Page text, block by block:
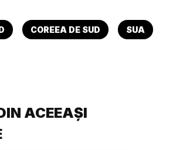
COREEA DE SUD SUA
ACEEAȘI